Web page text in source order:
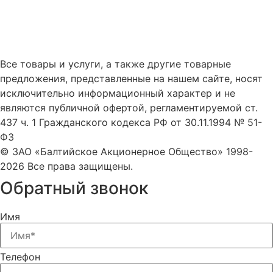
Все товары и услуги, а также другие товарные
предложения, представленные на нашем сайте, носят
исключительно информационный характер и не
являются публичной офертой, регламентируемой ст.
437 ч. 1 Гражданского кодекса РФ от 30.11.1994 № 51-
ФЗ
© ЗАО «Балтийское Акционерное Общество» 1998-
2026 Все права защищены.
Обратный звонок
Имя
Телефон